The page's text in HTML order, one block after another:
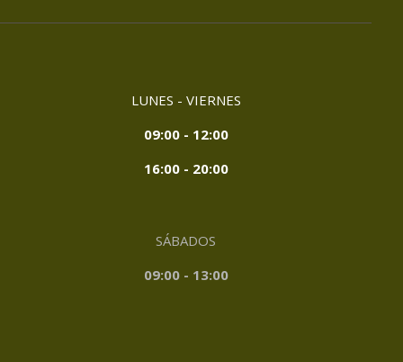
LUNES - VIERNES
09:00 - 12:00
16:00 - 20:00
SÁBADOS
09:00 - 13:00